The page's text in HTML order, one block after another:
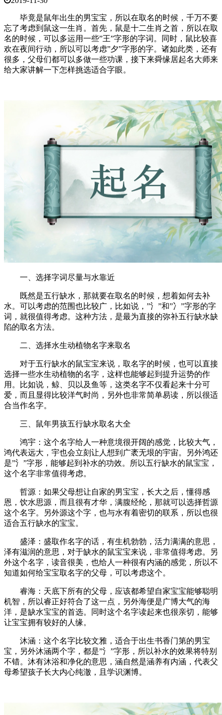
毕竟是鼠年出生的男宝宝，所以在取名的时候，千万不要
忘了考虑到鼠这一生肖。首先，鼠是十二生肖之首，所以在取
名的时候，可以多运用一些”王”字形的字词。同时，鼠比较喜
欢在夜间行动，所以可以考虑”夕”字形的字。诸如此类，还有
很多，父母们都可以多做一些功课，接下来舜缘居起名大师来
给大家讲解一下怎样挑选适合字眼。
一、选择字词尽量与水靠近
既然是五行缺水，那就要在取名的时候，想着如何去补
水。可以考虑的范围也比较广，比如说，”氵”和”冫”字形的字
词，就很值得考虑。这种方法，是最为直接的弥补五行缺水缺
陷的取名方法。
二、选择水生动植物名字来取名
对于五行缺水的鼠宝宝来说，取名字的时候，也可以直接
选择一些水生动植物的名字，这样也能够起到提升运势的作
用。比如说，鲸、贝以及鱼等，这类名字不仅看起来十分可
爱，而且显得比较洋气时尚，另外也非常简单易读，所以很适
合当作名字。
三、鼠年男孩五行缺水取名大全
鸿宇：这个名字给人一种意境很开阔的感觉，比较大气，
鸿代表远大，宇也会立刻让人想到广袤无垠的宇宙。另外鸿还
是”氵”字形，能够起到补水的功效。所以五行缺水的鼠宝宝，
这个名字非常值得考虑。
哲源：如果父母想让自家的男宝宝，长大之后，懂得感
恩，饮水思源，而且很有才华，满腹经纶，那就可以选择哲源
这个名字。另外源这个字，也与水有着密切的联系，所以也很
适合五行缺水的宝宝。
盛泽：盛取作名字的话，有生机勃勃，活力满满的意思，
泽有滋润的意思，对于缺水的鼠宝宝来说，非常值得考虑。另
外这个名字，读音很美，也给人一种很有内涵的感觉，所以不
知道如何给宝宝取名字的父母，可以考虑这个。
睿海：天底下所有的父母，应该都希望自家宝宝能够聪明
机智，所以睿正好符合了这一点，另外海便是广博大气的海
洋，是缺水宝宝的首选。同时这个名字读起来也很亲切，能够
让宝宝拥有较好的人缘。
沐涵：这个名字比较文雅，适合于出生书香门第的男宝
宝，另外沐涵两个字，都是”氵”字形，所以补水的效果将特别
不错。沐有沐浴和净化的意思，涵自然是涵养有内涵，代表父
母希望孩子长大内心纯澈，且学识渊博。